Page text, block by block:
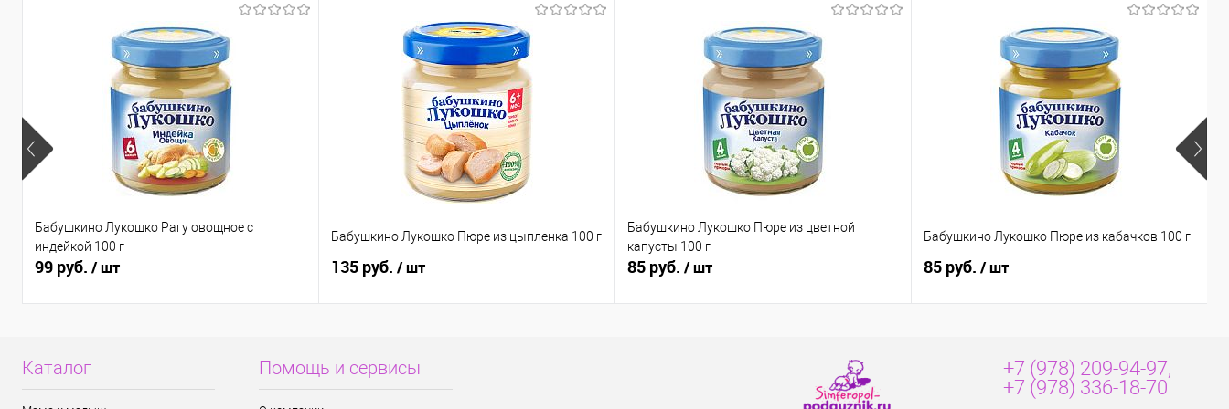
В избранное В наличии
Бабушкино Лукошко Рагу овощное с
индейкой 100 г
99 руб. / шт
Бабушкино Лукошко Пюре из цыпленка 100 г
135 руб. / шт
Бабушкино Лукошко Пюре из цветной
капусты 100 г
85 руб. / шт
Бабушкино Лукошко Пюре из кабачков 100 г
85 руб. / шт
Каталог Помощь и сервисы
+7 (978) 209-94-97,
+7 (978) 336-18-70